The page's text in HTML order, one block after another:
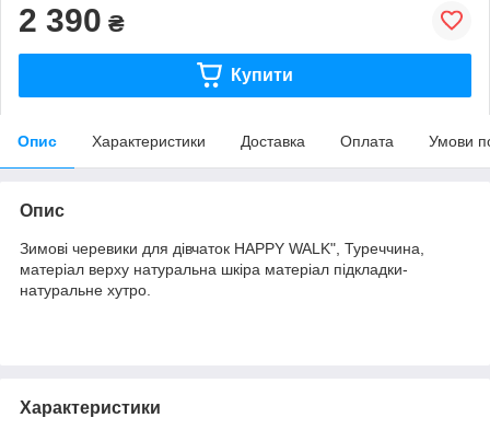
2 390 ₴
Купити
Опис Характеристики Доставка Оплата Умови
Опис
Зимові черевики для дівчаток HAPPY WALK", Туреччина,
матеріал верху натуральна шкіра матеріал підкладки-
натуральне хутро.
Характеристики